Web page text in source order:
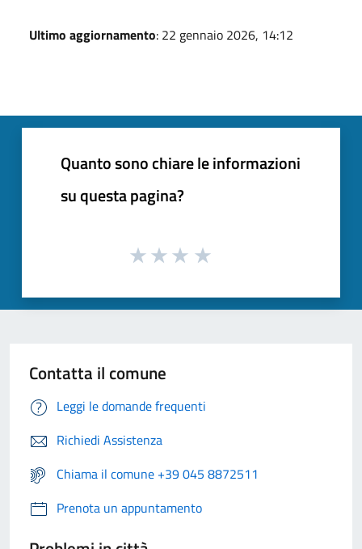
Ultimo aggiornamento: 22 gennaio 2026, 14:12
Quanto sono chiare le informazioni
su questa pagina?
Contatta il comune
Leggi le domande frequenti
Richiedi Assistenza
Chiama il comune +39 045 8872511
Prenota un appuntamento